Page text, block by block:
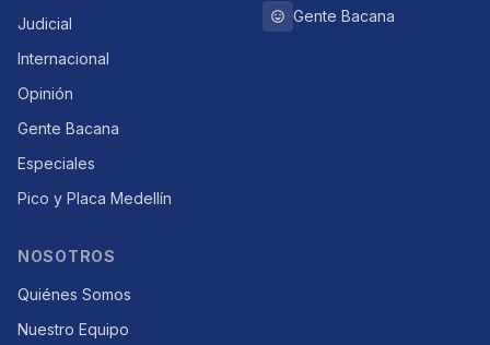
Judicial
Internacional
Opinión
Gente Bacana
Especiales
Pico y Placa Medellín
Gente Bacana
NOSOTROS
Quiénes Somos
Nuestro Equipo